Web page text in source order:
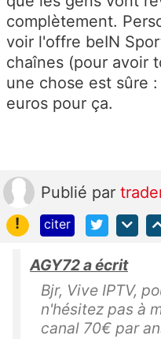
complètement.
voir l'offre beIN
chaînes (pour avoir
une chose est sûre
euros pour ça.
Publié par
!
citer
AGY72 a écrit
Bjr, Vive IPTV,
n'hésitez pas à
canal 70€ par